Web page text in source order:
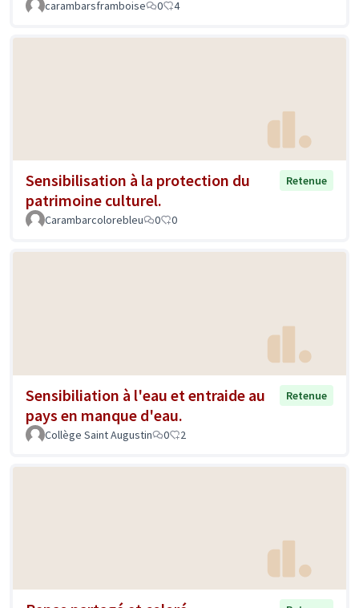
carambarsframboise 0 4
Sensibilisation à la protection du
patrimoine culturel.
Retenue
Carambarcolorebleu 0 0
Sensibiliation à l'eau et entraide au
pays en manque d'eau.
Retenue
Collège Saint Augustin 0 2